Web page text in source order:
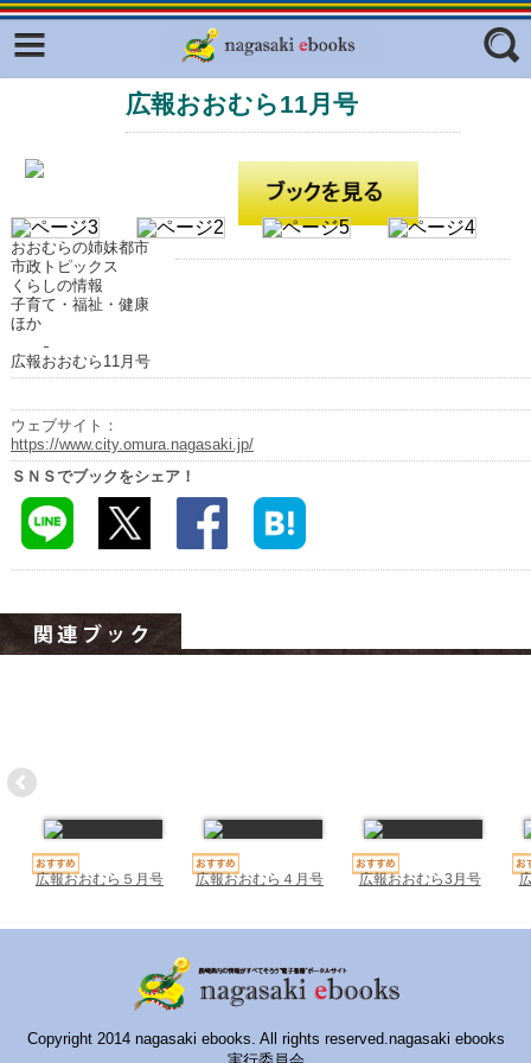
フリーワード
ジャンル
広報おおむら11月号
おおむらの姉妹都市
市政トピックス
くらしの情報
子育て・福祉・健康
ほか
広報おおむら11月号
ウェブサイト：
https://www.city.omura.nagasaki.jp/
ＳＮＳでブックをシェア！
広報おおむら５月号 広報おおむら４月号 広報おおむら3月号
Copyright 2014 nagasaki ebooks. All rights reserved.nagasaki ebooks
Facebook
ふくいろキラリプロジェクト
ラリー（TOKYO Brochures）
はじめてご利用される方へ
コンテンツ
明治日本の産業革命遺産
長崎と天草地方の潜伏キリシタン
関連遺産
大学・専門学校ナビ
ハイスクールナビ
いきebooks
みなみしまばらebooks
はさみebooks
ながさき市ebooks
さいかいイーブックス